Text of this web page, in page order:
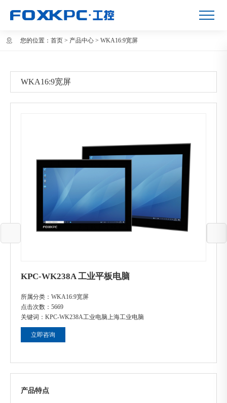
您的位置： 首页 > 产品中心 > WKA16:9宽屏
WKA16:9宽屏
KPC-WK238A 工业平板电脑
所属分类： WKA16:9宽屏
点击次数： 5669
关键词： KPC-WK238A工业电脑上海工业电脑
立即咨询
产品特点